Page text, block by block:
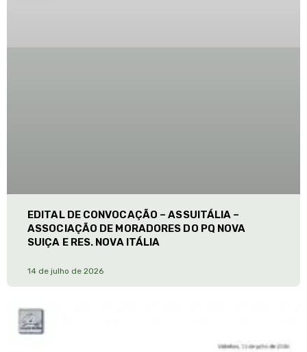
EDITAL DE CONVOCAÇÃO – ASSUITÁLIA –
ASSOCIAÇÃO DE MORADORES DO PQ NOVA
SUIÇA E RES. NOVA ITÁLIA
14 de julho de 2026